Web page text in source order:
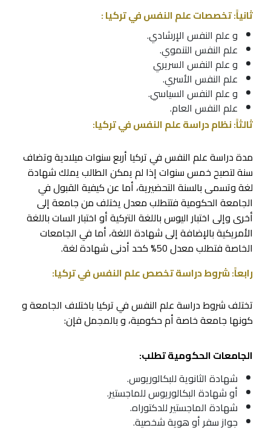
ثانياً: تخصصات علم النفس في تركيا :
و علم النفس الإرشادي.
علم النفس التنموي.
و علم النفس السريري
علم النفس الأسري.
و علم النفس السياسي.
علم النفس العام.
ثالثاً: نظام دراسة علم النفس في تركيا:
مدة دراسة علم النفس في تركيا أربع سنوات ميلادية وتضاف
سنة لتصبح خمس سنوات إذا لم يمكن الطالب يملك شهادة
لغة وتسمى بالسنة التحضيرية، أما عن كيفية القبول في
الجامعة الحكومية فتتطلب معدل يختلف من جامعة إلى
أخرى وإلى اختبار اليوس باللغة التركية أو اختبار السات باللغة
الأمريكية بالإضافة إلى شهادة اللغة، أما في الجامعات
الخاصة فتطلب معدل 50% كحد أدنى شهادة لغة.
رابعاً: شروط دراسة تخصص علم النفس في تركيا:
تختلف شروط دراسة علم النفس في تركيا باختلاف الجامعة و
كونها جامعة خاصة أم حكومية، و بالمجمل فإن:
الجامعات الحكومية تطلب:
شهادة الثانوية للبكالوريوس.
أو شهادة البكالوريوس للماجستير.
شهادة الماجستير للدكتوراه.
جواز سفر أو هوية شخصية.